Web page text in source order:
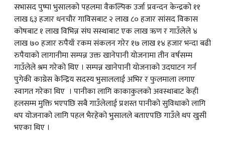
सभासद पुष्पा भुसालको पहलमा वैकल्पिक उर्जा प्रवन्दन केन्द्रको ११
लाख ६३ हजार धनचौर गाविसबाट २ लाख ८० हजार सांसद विकास
कोषबाट १ लाख विभिन्न संघ सस्थाबाट एक लाख ऋण र गाउँलेले ४
लाख ७० हजार रुपैयाँ रकम संकलन गरेर १७ लाख १४ हजार भन्दा बढी
रुपैयाको लागानीमा सम्पन्न उक्त खानेपानी योजनामा तीन वर्षसम्म
गाउँलेले श्रम गरेको थिए । सम्पन्न खानेपानी योजनाको उदघाटन गर्न
पुगेकी काग्रेस केन्द्रिय सदस्य भुसाललाई अभिर र फुलमाला लगाए
स्वागत गरेका थिए । पानीका लागि काकाकुलको अवस्थाबाट केही
हलसम्म मुक्ति भएपछि सबै गाउँलेलाई प्रशस्त पानीको सुविधाको लागि
थप योजनाको लागि पहल भैरहेको भुसालले बताएपछि गाउँले थप खुसी
भएका थिए ।